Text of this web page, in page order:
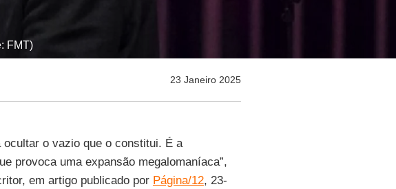
FMT)
23 Janeiro 2025
ocultar o vazio que o constitui. É a
provoca uma expansão megalomaníaca”,
em artigo publicado por Página/12, 23-